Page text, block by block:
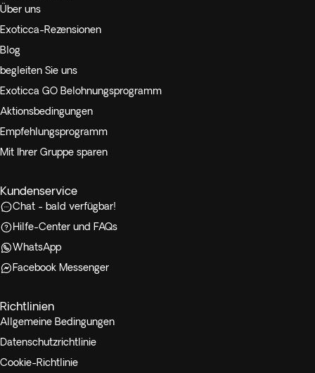
Über uns
Exoticca-Rezensionen
Blog
begleiten Sie uns
Exoticca GO Belohnungsprogramm
Aktionsbedingungen
Empfehlungsprogramm
Mit Ihrer Gruppe sparen
Kundenservice
Chat - bald verfügbar!
Hilfe-Center und FAQs
WhatsApp
Facebook Messenger
Richtlinien
Allgemeine Bedingungen
Datenschutzrichtlinie
Cookie-Richtlinie